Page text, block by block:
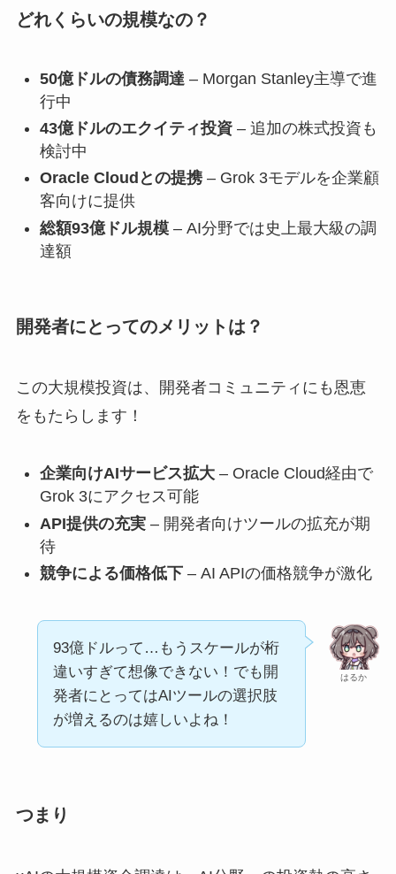
どれくらいの規模なの？
50億ドルの債務調達 – Morgan Stanley主導で進
行中
43億ドルのエクイティ投資– 追加の株式投資も
検討中
Oracle Cloudとの提携– Grok 3モデルを企業顧
客向けに提供
総額93億ドル規模– AI分野では史上最大級の調
達額
開発者にとってのメリットは？
この大規模投資は、開発者コミュニティにも恩恵
をもたらします！
企業向けAIサービス拡大– Oracle Cloud経由で
Grok 3にアクセス可能
API提供の充実– 開発者向けツールの拡充が期
待
競争による価格低下– AI APIの価格競争が激化
はるか
93億ドルって…もうスケールが桁
違いすぎて想像できない！でも開
発者にとってはAIツールの選択肢
が増えるのは嬉しいよね！
つまり